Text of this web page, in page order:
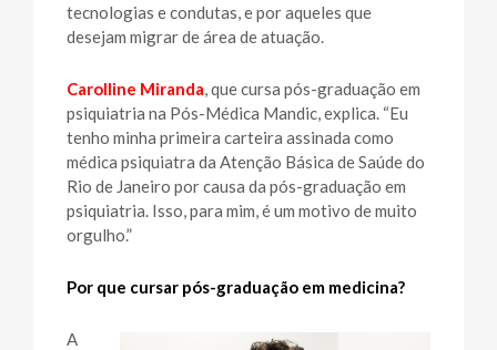
tecnologias e condutas, e por aqueles que
desejam migrar de área de atuação.
Carolline Miranda, que cursa pós-graduação em
psiquiatria na Pós-Médica Mandic, explica. “Eu
tenho minha primeira carteira assinada como
médica psiquiatra da Atenção Básica de Saúde do
Rio de Janeiro por causa da pós-graduação em
psiquiatria. Isso, para mim, é um motivo de muito
orgulho.”
Por que cursar pós-graduação em medicina?
A